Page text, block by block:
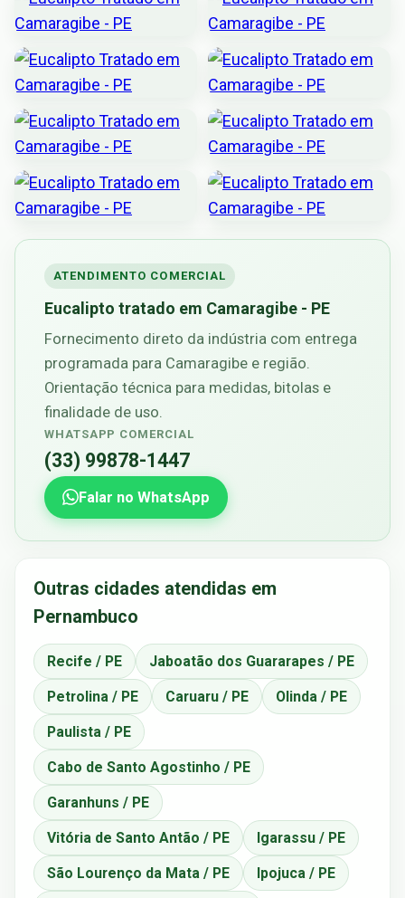
ATENDIMENTO COMERCIAL
Eucalipto tratado em Camaragibe - PE
Fornecimento direto da indústria com entrega
programada para Camaragibe e região.
Orientação técnica para medidas, bitolas e
finalidade de uso.
WHATSAPP COMERCIAL
(33) 99878-1447
Falar no WhatsApp
Outras cidades atendidas em
Pernambuco
Recife / PE Jaboatão dos Guararapes / PE
Petrolina / PE Caruaru / PE Olinda / PE
Paulista / PE
Cabo de Santo Agostinho / PE
Garanhuns / PE
Vitória de Santo Antão / PE Igarassu / PE
São Lourenço da Mata / PE Ipojuca / PE